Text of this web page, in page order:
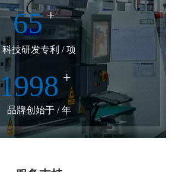
65 +
科技研发专利 / 项
1998 +
品牌创始于 / 年